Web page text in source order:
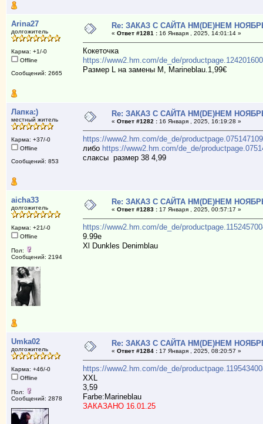
Arina27
долгожитель
Карма: +1/-0
Offline
Сообщений: 2665
Re: ЗАКАЗ С САЙТА НМ(DE)НЕМ
« Ответ #1281 :16 Января , 2025, 14:01:14 »
Кокеточка
https://www2.hm.com/de_de/
Размер L на замены М, Marineblau.1,99€
Лапка:)
местный житель
Карма: +37/-0
Offline
Сообщений: 853
Re: ЗАКАЗ С САЙТА НМ(DE)НЕМ
« Ответ #1282 :16 Января , 2025, 16:19:28 »
https://www2.hm.com/de_de/
либо https://www2.hm.com/de_de/
слаксы размер 38 4,99
aicha33
долгожитель
Карма: +21/-0
Offline
Пол:
Сообщений: 2194
Re: ЗАКАЗ С САЙТА НМ(DE)НЕМ
« Ответ #1283 :17 Января , 2025, 00:57:17 »
https://www2.hm.com/de_de/
9.99е
Xl Dunkles Denimblau
Umka02
долгожитель
Карма: +46/-0
Offline
Пол:
Сообщений: 2878
Re: ЗАКАЗ С САЙТА НМ(DE)НЕМ
« Ответ #1284 :17 Января , 2025, 08:20:57 »
https://www2.hm.com/de_de/
XXL
3,59
Farbe:Marineblau
ЗАКАЗАНО 16.01.25